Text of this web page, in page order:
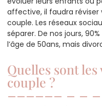
affective, il faudra
couple. Les réseaux
séparer. De nos jours,
l’âge de 50ans, mais
Quelles sont
couple ?